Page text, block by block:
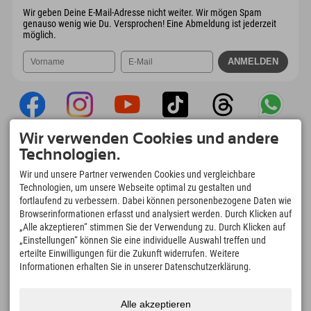
Wir geben Deine E-Mail-Adresse nicht weiter. Wir mögen Spam
genauso wenig wie Du. Versprochen! Eine Abmeldung ist jederzeit
möglich.
Explorer App
Upload Deiner #ExplorerMoments, Mein
Explorer To Go mit Buchungsübersicht,
Bucketlist, Restaurantübersicht uvm. Jetzt
downloaden!
Zeit für Explorer Moments
166
Bergseen und Erlebnisbäder
4.634km
Pisten zum Skifahren und
97
Wir verwenden Cookies und andere
Technologien.
Wir und unsere Partner verwenden Cookies und vergleichbare
Technologien, um unsere Webseite optimal zu gestalten und
fortlaufend zu verbessern. Dabei können personenbezogene Daten wie
Browserinformationen erfasst und analysiert werden. Durch Klicken auf
„Alle akzeptieren“ stimmen Sie der Verwendung zu. Durch Klicken auf
„Einstellungen“ können Sie eine individuelle Auswahl treffen und
erteilte Einwilligungen für die Zukunft widerrufen. Weitere
Informationen erhalten Sie in unserer Datenschutzerklärung.
Alle akzeptieren